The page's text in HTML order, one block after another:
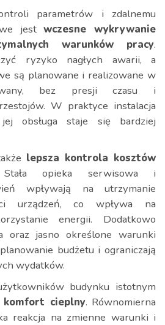
parametrów i zdalnemu
jestwczesne wykrywanie
warunków pracy.
ryzyko nagłych awarii, a
są planowane i realizowane w
bez presji czasu i
W praktyce instalacja
obsługa staje się bardziej
lepsza kontrola kosztów
opieka serwisowa i
wpływają na utrzymanie
urządzeń, co wpływa na
energii. Dodatkowo
oraz jasno określone warunki
budżetu i ograniczają
wydatków.
budynku istotnym
cieplny. Równomierna
reakcja na zmienne warunki i